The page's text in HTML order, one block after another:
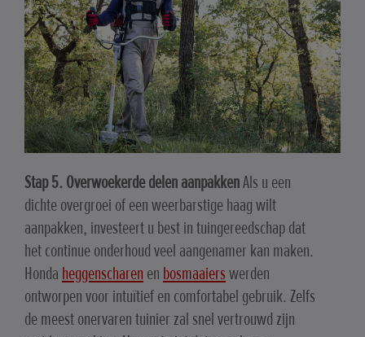
Stap 5. Overwoekerde delen aanpakkenAls u een
dichte overgroei of een weerbarstige haag wilt
aanpakken, investeert u best in tuingereedschap dat
het continue onderhoud veel aangenamer kan maken.
Honda heggenscharen en bosmaaierswerden
ontworpen voor intuïtief en comfortabel gebruik. Zelfs
de meest onervaren tuinier zal snel vertrouwd zijn